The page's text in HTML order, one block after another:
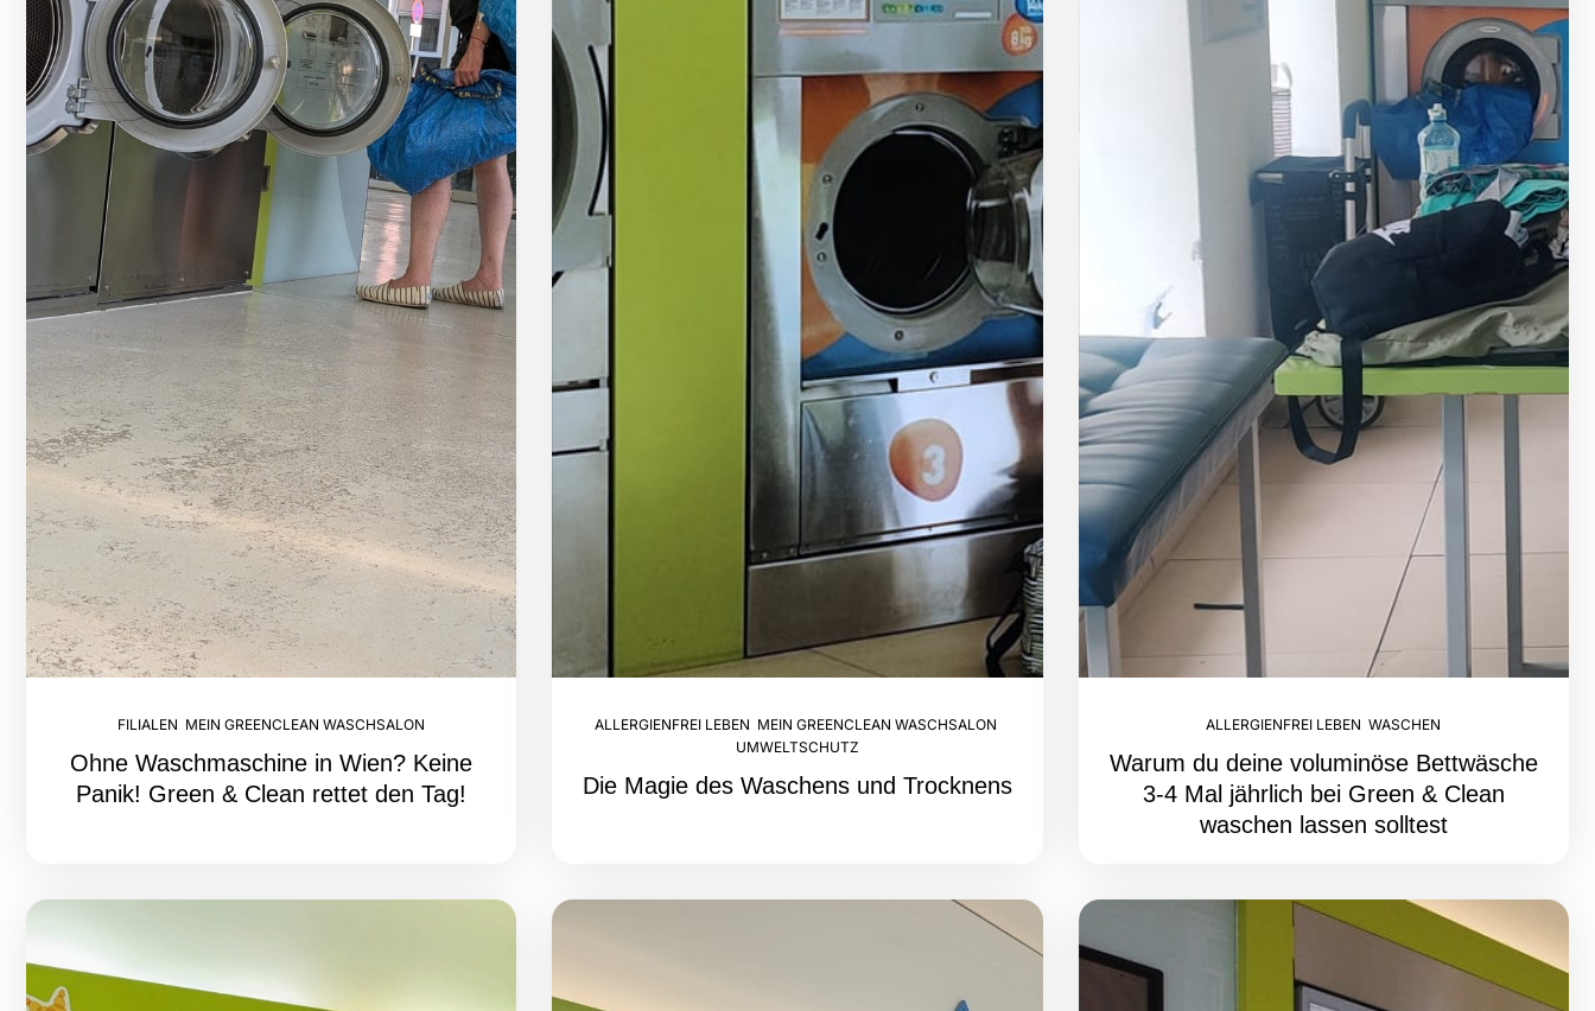
FILIALEN MEIN GREENCLEAN WASCHSALON
Ohne Waschmaschine in Wien? Keine
Panik! Green & Clean rettet den Tag!
ALLERGIENFREI LEBEN MEIN GREENCLEAN WASCHSALON
UMWELTSCHUTZ
Die Magie des Waschens und Trocknens
ALLERGIENFREI LEBEN ,WASCHEN
Warum du deine voluminöse Bettwäsche
3-4 Mal jährlich bei Green & Clean
waschen lassen solltest